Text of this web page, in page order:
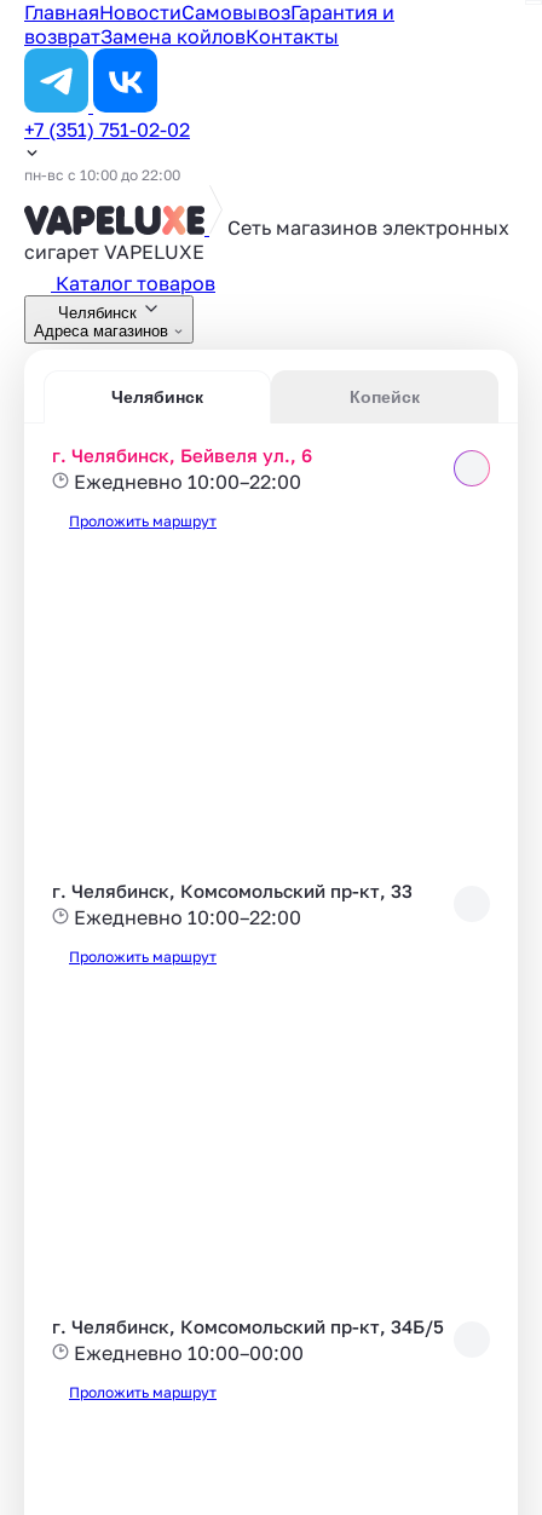
ГлавнаяНовостиСамовывозГарантия и
возвратЗамена койловКонтакты
+7 (351) 751-02-02
пн-вс с 10:00 до 22:00
Сеть магазинов электронных
сигарет VAPELUXE
Каталог товаров
Челябинск
Адреса магазинов
Челябинск Копейск
г. Челябинск, Бейвеля ул., 6
Ежедневно 10:00–22:00
Проложить маршрут
г. Челябинск, Комсомольский пр-кт, 33
Ежедневно 10:00–22:00
Проложить маршрут
г. Челябинск, Комсомольский пр-кт, 34Б/5
Ежедневно 10:00–00:00
Проложить маршрут